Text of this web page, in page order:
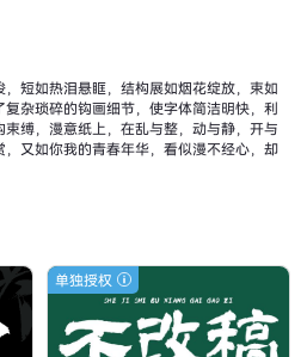
短如热泪悬眶，结构展如烟花绽放，束如
杂琐碎的钩画细节，使字体简洁明快，利
缚，漫意纸上，在乱与整，动与静，开与
又如你我的青春年华，看似漫不经心，却
单独授权